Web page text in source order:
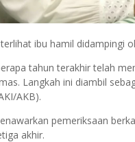
ibu hamil didampingi
tahun terakhir telah
Langkah ini diambil
AKB).
pemeriksaan
akhir.